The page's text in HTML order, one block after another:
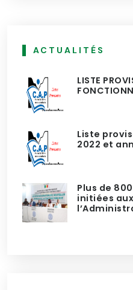
ACTUALITÉS
LISTE
Liste
2022 et
Plus de
initiées